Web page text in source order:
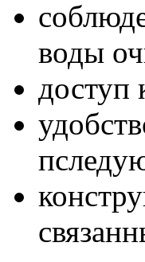
воды
доступ